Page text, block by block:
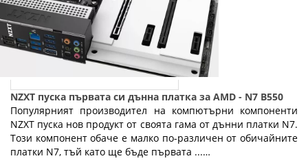
NZXT пуска първата си дънна платка за AMD - N7 B550
Популярният производител на компютърни компоненти
NZXT пуска нов продукт от своята гама от дънни платки N7.
Този компонент обаче е малко по-различен от обичайните
платки N7, тъй като ще бъде първата ...…